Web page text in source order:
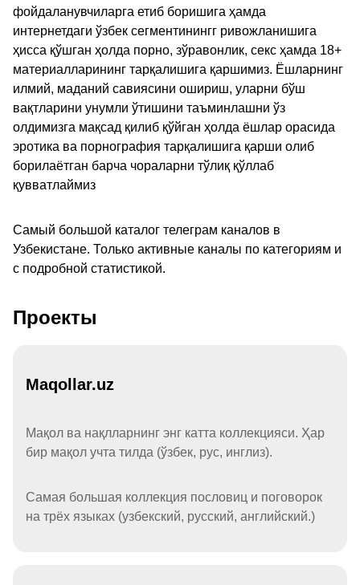
фойдаланувчиларга етиб боришига ҳамда
интернетдаги ўзбек сегментинингг ривожланишига
ҳисса қўшган ҳолда порно, зўравонлик, секс ҳамда 18+
материалларининг тарқалишига қаршимиз. Ёшларнинг
илмий, маданий савиясини ошириш, уларни бўш
вақтларини унумли ўтишини таъминлашни ўз
олдимизга мақсад қилиб қўйган ҳолда ёшлар орасида
эротика ва порнография тарқалишига қарши олиб
борилаётган барча чораларни тўлиқ қўллаб
қувватлаймиз
Самый большой каталог телеграм каналов в
Узбекистане. Только активные каналы по категориям и
с подробной статистикой.
Проекты
Maqollar.uz
Мақол ва нақлларнинг энг катта коллекцияси. Ҳар
бир мақол учта тилда (ўзбек, рус, инглиз).
Самая большая коллекция пословиц и поговорок
на трёх языках (узбекский, русский, английский.)